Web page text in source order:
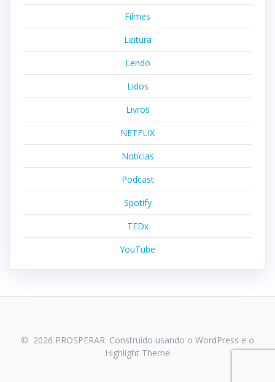
Filmes
Leitura
Lendo
Lidos
Livros
NETFLIX
Notícias
Podcast
Spotify
TEDx
YouTube
© 2026 PROSPERAR. Construído usando o WordPress e o
Highlight Theme